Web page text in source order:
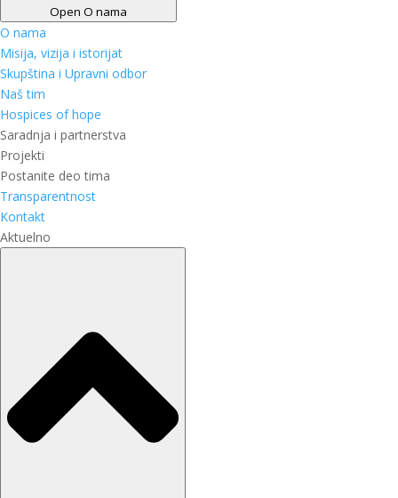
Open O nama
O nama
Misija, vizija i istorijat
Skupština i Upravni odbor
Naš tim
Hospices of hope
Saradnja i partnerstva
Projekti
Postanite deo tima
Transparentnost
Kontakt
Aktuelno